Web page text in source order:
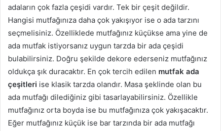
adaların çok fazla çeşidi vardır. Tek bir çeşit değildir.
Hangisi mutfağınıza daha çok yakışıyor ise o ada tarzını
seçmelisiniz. Özelliklede mutfağınız küçükse ama yine de
ada mutfak istiyorsanız uygun tarzda bir ada çeşidi
bulabilirsiniz. Doğru şekilde dekore ederseniz mutfağınız
oldukça şık duracaktır. En çok tercih edilen mutfak ada
çeşitleri ise klasik tarzda olandır. Masa şeklinde olan bu
ada mutfağı dilediğiniz gibi tasarlayabilirsiniz. Özellikle
mutfağınız orta boyda ise bu mutfağınıza çok yakışacaktır.
Eğer mutfağınız küçük ise bar tarzında bir ada mutfağı